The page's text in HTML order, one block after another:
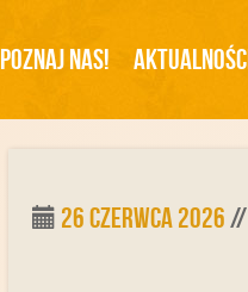
Poznaj Nas!
26 czerwca 2026//